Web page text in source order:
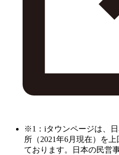
※1：iタウンページは、
所（2021年6月現在）を
ております。日本の民営